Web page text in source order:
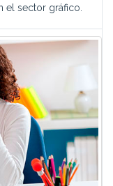
el sector gráfico.